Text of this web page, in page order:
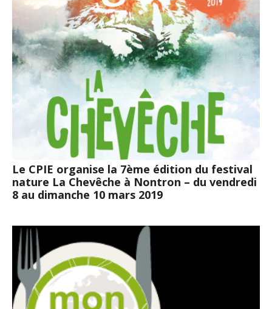
Le CPIE organise la 7ème édition du festival
nature La Chevêche à Nontron – du vendredi
8 au dimanche 10 mars 2019